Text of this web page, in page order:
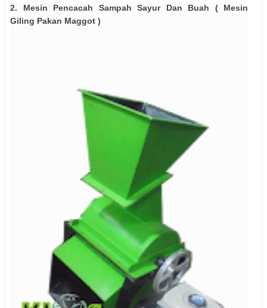
2. Mesin Pencacah Sampah Sayur Dan Buah ( Mesin
Giling Pakan Maggot )